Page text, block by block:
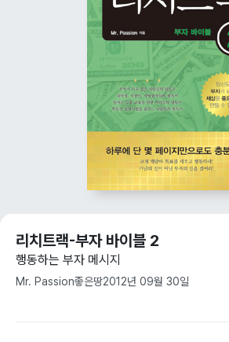
리치트랙-부자 바이블 2
행동하는 부자 메시지
Mr. Passion좋은땅2012년 09월 30일